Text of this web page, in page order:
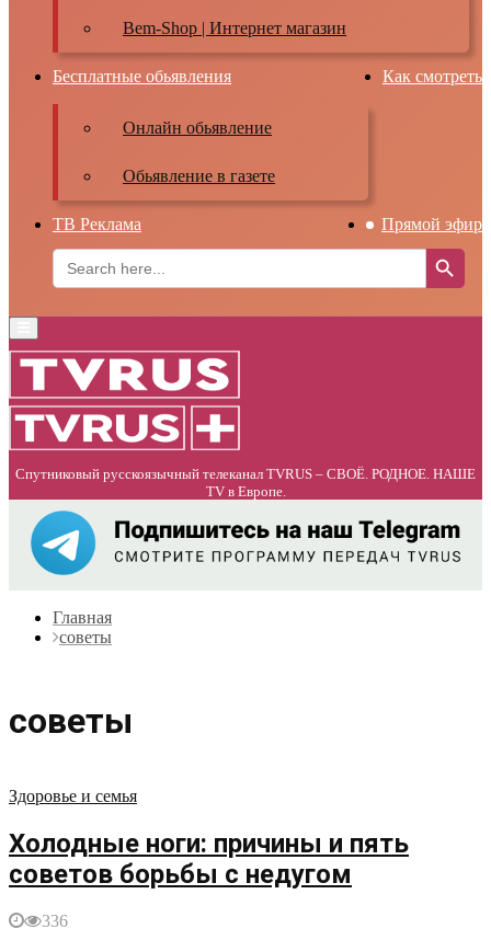
Bem-Shop | Интернет магазин
Бесплатные обьявления
Онлайн обьявление
Обьявление в газете
Как смотреть
ТВ Реклама
Прямой эфир
Search
for:
Search Button
Menu
Спутниковый русскоязычный телеканал TVRUS – СВОЁ. РОДНОЕ. НАШЕ
TV в Европе.
Главная
советы
советы
Здоровье и семья
Холодные ноги: причины и пять
советов борьбы с недугом
336